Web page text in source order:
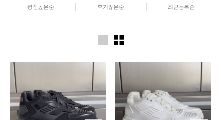
평점높은순 후기많은순 최근등록순